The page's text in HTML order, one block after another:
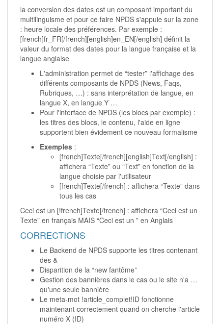
la conversion des dates est un composant important du
multilinguisme et pour ce faire NPDS s'appuie sur la zone
: heure locale des préférences. Par exemple :
[french]fr_FR[/french][english]en_EN[/english] définit la
valeur du format des dates pour la langue française et la
langue anglaise
L'administration permet de “tester” l'affichage des
différents composants de NPDS (News, Faqs,
Rubriques, …) : sans interprétation de langue, en
langue X, en langue Y …
Pour l'interface de NPDS (les blocs par exemple) :
les titres des blocs, le contenu, l'aide en ligne
supportent bien évidement ce nouveau formalisme
Exemples :
[french]Texte[/french][english]Text[/english] :
affichera “Texte” ou “Text” en fonction de la
langue choisie par l'utilisateur
[french]Texte[/french] : affichera “Texte” dans
tous les cas
Ceci est un [!french]Texte[/french] : affichera “Ceci est un
Texte” en français MAIS “Ceci est un ” en Anglais
CORRECTIONS
Le Backend de NPDS supporte les titres contenant
des &
Disparition de la “new fantôme”
Gestion des bannières dans le cas ou le site n'a …
qu'une seule bannière
Le meta-mot !article_complet!ID fonctionne
maintenant correctement quand on cherche l'article
numéro X (ID)